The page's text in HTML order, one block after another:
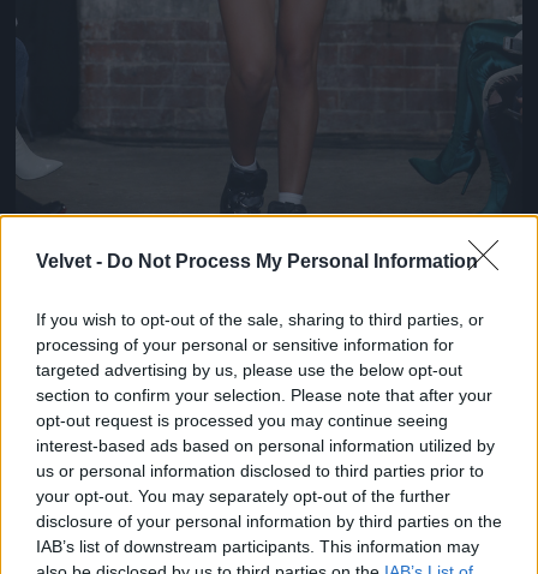
Velvet - Do Not Process My Personal Information
If you wish to opt-out of the sale, sharing to third parties, or
processing of your personal or sensitive information for
targeted advertising by us, please use the below opt-out
section to confirm your selection. Please note that after your
opt-out request is processed you may continue seeing
interest-based ads based on personal information utilized by
us or personal information disclosed to third parties prior to
your opt-out. You may separately opt-out of the further
disclosure of your personal information by third parties on the
IAB’s list of downstream participants. This information may
Egy szexi fekete-fehér szett, aminek a stílusát
angolul bizonyára az urban, azaz városi szóval írnák
le a legtöbben. Kíváncsiak lennénk a városra, ahol
ilyen szerelésekben járkálnak a lányok.
Fotó: Estrop / Getty Images Hungary #8